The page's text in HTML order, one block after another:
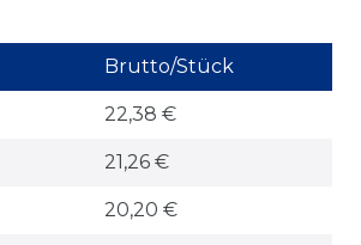
Brutto/Stück
22,38 €
21,26 €
20,20 €